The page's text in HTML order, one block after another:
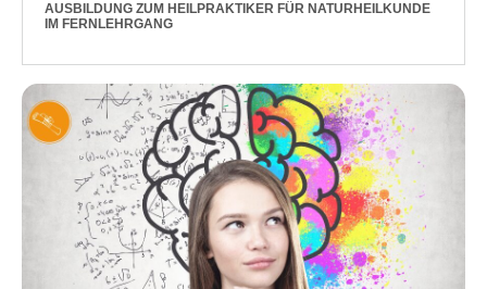
AUSBILDUNG ZUM HEILPRAKTIKER FÜR NATURHEILKUNDE
IM FERNLEHRGANG